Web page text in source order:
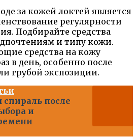
за кожей локтей является
регулярности
Подбирайте средства
и типу кожи.
средства на кожу
в день, особенно после
грубой экспозиции.
после
и